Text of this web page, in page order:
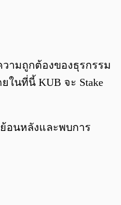
วามถูกต้องของธุรกรรม
ในที่นี้ KUB จะ Stake
อนหลังและพบการ